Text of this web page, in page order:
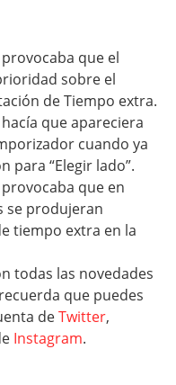
que el
sobre el
de Tiempo extra.
que apareciera
cuando ya
para “Elegir lado”.
que en
se produjeran
tiempo extra en la
todas las novedades
que puedes
deTwitter,
Instagram.